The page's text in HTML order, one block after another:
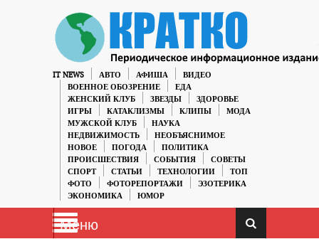
IT NEWS АВТО АФИША
ВИДЕО
ВОЕННОЕ ОБОЗРЕНИЕ
ЕДА
ЖЕНСКИЙ КЛУБ
ЗВЕЗДЫ
ЗДОРОВЬЕ
ИГРЫ
КАТАКЛИЗМЫ КЛИПЫ
МОДА
МУЖСКОЙ КЛУБ
НАУКА
НЕДВИЖИМОСТЬ
НЕОБЪЯСНИМОЕ
НОВОЕ
ПОГОДА
ПОЛИТИКА
ПРОИСШЕСТВИЯ
СОБЫТИЯ
СОВЕТЫ
СПОРТ
СТАТЬИ ТЕХНОЛОГИИ
ТОП
ФОТО
ФОТОРЕПОРТАЖИ
ЭЗОТЕРИКА
ЭКОНОМИКА
ЮМОР
Меню